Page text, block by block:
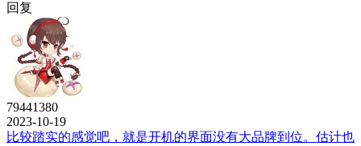
回复
79441380
2023-10-19
比较踏实的感觉吧，就是开机的界面没有大品牌到位。估计也